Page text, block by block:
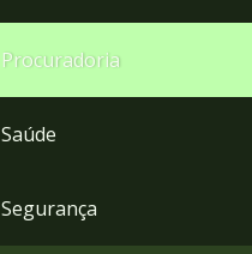
Procuradoria
Saúde
Segurança